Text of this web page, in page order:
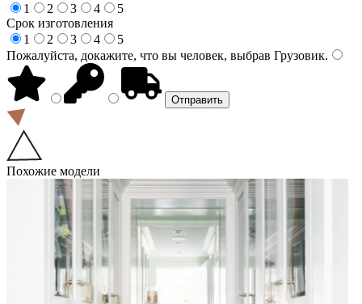
1
2 3 4
5
Срок изготовления
1
2 3 4
5
Пожалуйста, докажите, что вы человек, выбрав Грузовик.
Похожие модели